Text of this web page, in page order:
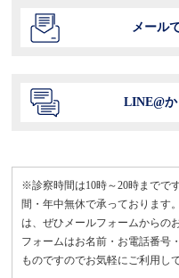
メール
LINE@
※診察時間は10時～20時までで
間・年中無休で承っております
は、ぜひメールフォームからの
フォームはお名前・お電話番号
ものですのでお気軽にご利用し